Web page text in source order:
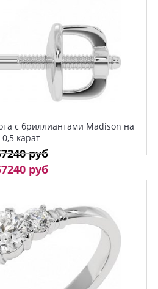
с бриллиантами Madison на
0,5 карат
руб
руб